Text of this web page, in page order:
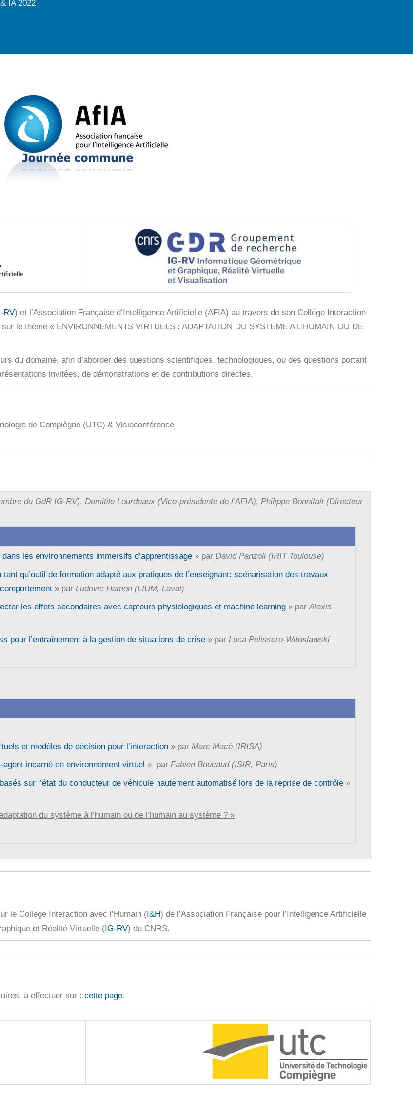
IA 2022
RV) et l’Association Française d’Intelligence Artificielle (AFIA) au travers de son Collège Interaction
le thème « ENVIRONNEMENTS VIRTUELS : ADAPTATION DU SYSTEME A L’HUMAIN OU DE
du domaine, afin d’aborder des questions scientifiques, technologiques, ou des questions portant
invitées, de démonstrations et de contributions directes.
de Compiègne (UTC) & Visioconférence
du GdR IG-RV), Domitile Lourdeaux (Vice-présidente de l’AFIA), Philippe Bonnifait (Directeur
les environnements immersifs d’apprentissage » par David Panzoli (IRIT Toulouse)
qu’outil de formation adapté aux pratiques de l’enseignant: scénarisation des travaux
» par Ludovic Hamon (LIUM, Laval)
les effets secondaires avec capteurs physiologiques et machine learning » parAlexis
pour l’entraînement à la gestion de situations de crise » par Luca Pelissero-Witoslawski
et modèles de décision pour l’interaction » par Marc Macé (IRISA)
incarné en environnement virtuel » par Fabien Boucaud (ISIR, Paris)
sur l’état du conducteur de véhicule hautement automatisé lors de la reprise de contrôle »
du système à l’humain ou de l’humain au système ? »
le Collège Interaction avec l’Humain (I&H) de l’Association Française pour l’Intelligence Artificielle
et Réalité Virtuelle (IG-RV) du CNRS.
à effectuer sur : cette page.